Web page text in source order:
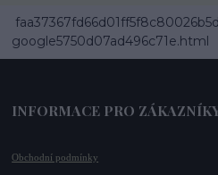
google5750d07ad496c71e.html
INFORMACE PRO
Obchodní podmínky